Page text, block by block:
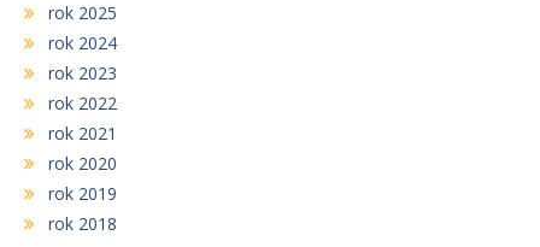
rok 2025
rok 2024
rok 2023
rok 2022
rok 2021
rok 2020
rok 2019
rok 2018